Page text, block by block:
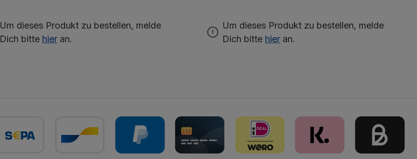
Um dieses Produkt zu bestellen, melde
Dich bitte hieran.
Um dieses Produkt zu bestellen, melde
Dich bitte hier an.